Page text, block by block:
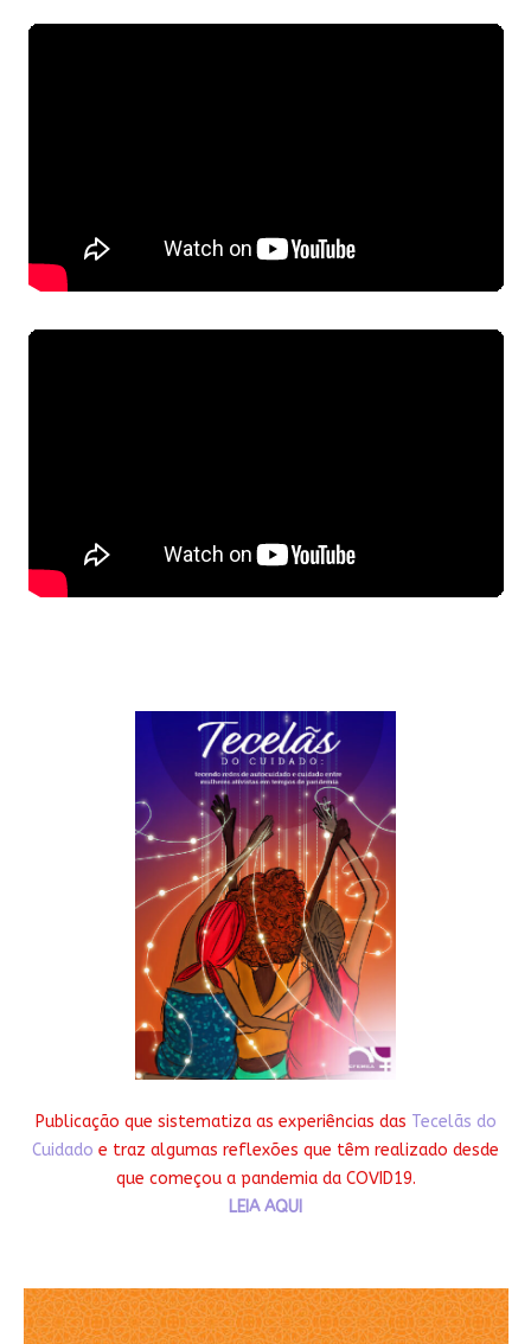
Publicação que sistematiza as experiências das Tecelãs do
Cuidado e traz algumas reflexões que têm realizado desde
que começou a pandemia da COVID19.
LEIA AQUI